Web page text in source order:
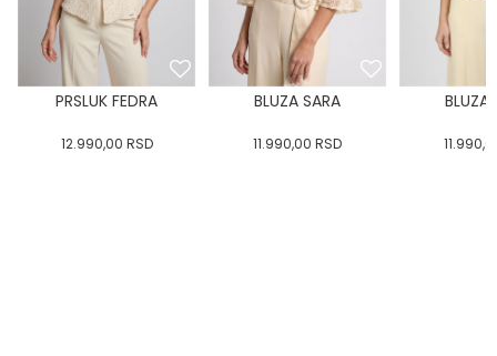
PRSLUK FEDRA
12.990,00 RSD
BLUZA SARA
11.990,00 RSD
BLUZA